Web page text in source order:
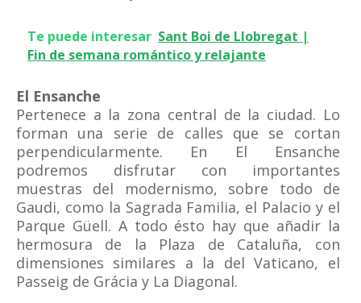
Te puede interesar Sant Boi de Llobregat |
Fin de semana romántico y relajante
El Ensanche
Pertenece a la zona central de la ciudad. Lo
forman una serie de calles que se cortan
perpendicularmente. En El Ensanche
podremos disfrutar con importantes
muestras del modernismo, sobre todo de
Gaudi, como la Sagrada Familia, el Palacio y el
Parque Güell. A todo ésto hay que añadir la
hermosura de la Plaza de Cataluña, con
dimensiones similares a la del Vaticano, el
Passeig de Grácia y La Diagonal.